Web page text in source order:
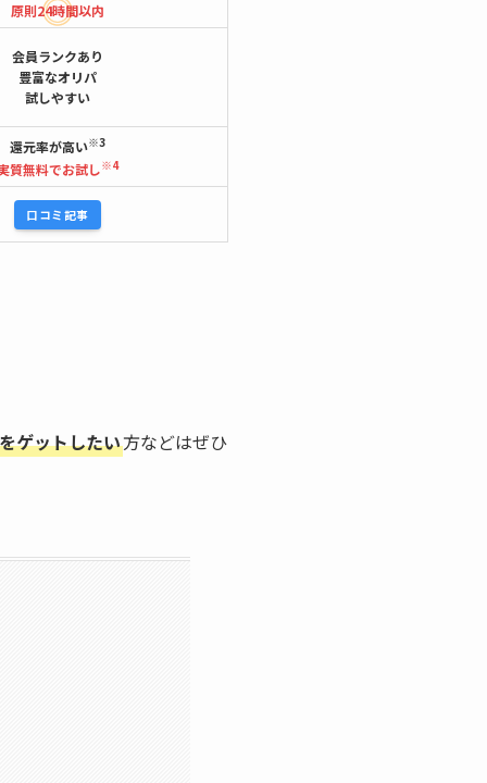
原則24時間以内
会員ランクあり
豊富なオリパ
試しやすい
還元率が高い※3
質無料でお試し※4
口コミ記事
ゲットしたい方などはぜひ